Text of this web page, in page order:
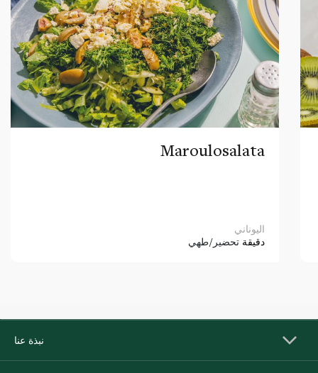
Maroulosalata
اليوناني
دقيقة تحضير/طهي
نبذة عنا